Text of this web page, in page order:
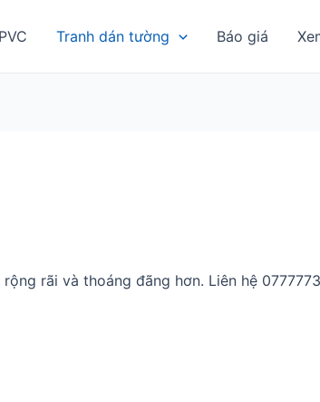
Tranh dán tường Báo giá
rãi và thoáng đãng hơn. Liên hệ